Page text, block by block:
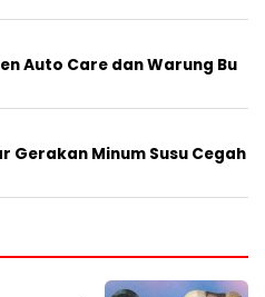
Auto Care dan Warung Bu
Gerakan Minum Susu Cegah